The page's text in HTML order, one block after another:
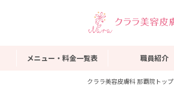
メニュー・料金一覧表 職員紹介
クララ美容皮膚科 那覇院トップ